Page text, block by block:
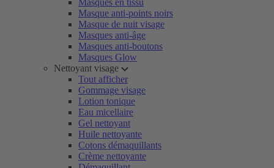
Masques en tissu
Masque anti-points noirs
Masque de nuit visage
Masques anti-âge
Masques anti-boutons
Masques Glow
Nettoyant visage
Tout afficher
Gommage visage
Lotion tonique
Eau micellaire
Gel nettoyant
Huile nettoyante
Cotons démaquillants
Crème nettoyante